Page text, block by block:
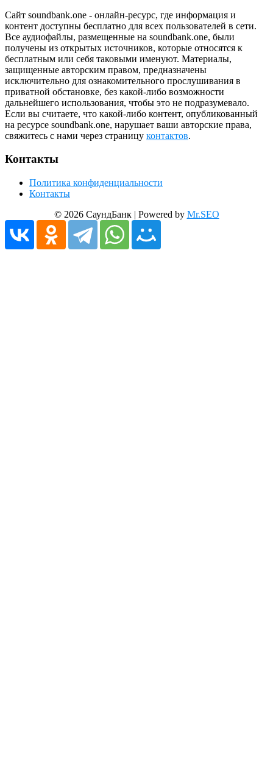
Сайт soundbank.one - онлайн-ресурс, где информация и
контент доступны бесплатно для всех пользователей в сети.
Все аудиофайлы, размещенные на soundbank.one, были
получены из открытых источников, которые относятся к
бесплатным или себя таковыми именуют. Материалы,
защищенные авторским правом, предназначены
исключительно для ознакомительного прослушивания в
приватной обстановке, без какой-либо возможности
дальнейшего использования, чтобы это не подразумевало.
Если вы считаете, что какой-либо контент, опубликованный
на ресурсе soundbank.one, нарушает ваши авторские права,
свяжитесь с нами через страницу контактов.
Контакты
Политика конфиденциальности
Контакты
© 2026 СаундБанк | Powered by Mr.SEO